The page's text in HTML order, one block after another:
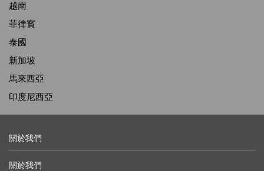
越南
菲律賓
泰國
新加坡
馬來西亞
印度尼西亞
關於我們
關於我們